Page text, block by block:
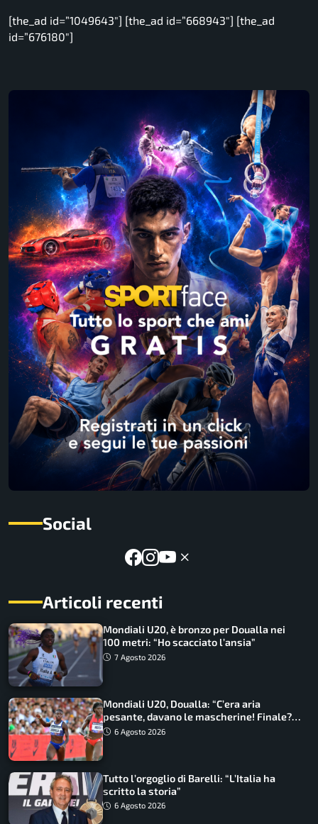
[the_ad id=”1049643″] [the_ad id=”668943″] [the_ad
id=”676180″]
Social
Articoli recenti
Mondiali U20, è bronzo per Doualla nei
100 metri: “Ho scacciato l’ansia”
7 Agosto 2026
Mondiali U20, Doualla: “C’era aria
pesante, davano le mascherine! Finale?
Non ho nulla da perdere”
6 Agosto 2026
Tutto l’orgoglio di Barelli: “L’Italia ha
scritto la storia”
6 Agosto 2026